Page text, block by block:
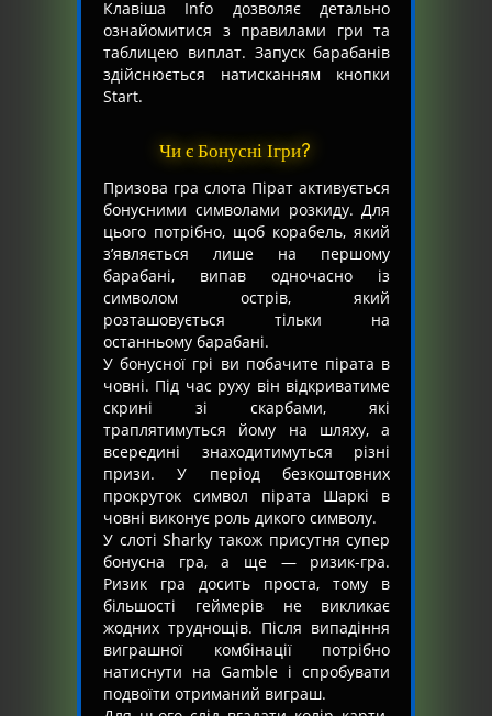
Клавіша Info дозволяє детально
ознайомитися з правилами гри та
таблицею виплат. Запуск барабанів
здійснюється натисканням кнопки
Start.
Чи є Бонусні Ігри?
Призова гра слота Пірат активується
бонусними символами розкиду. Для
цього потрібно, щоб корабель, який
з’являється лише на першому
барабані, випав одночасно із
символом острів, який
розташовується тільки на
останньому барабані.
У бонусної грі ви побачите пірата в
човні. Під час руху він відкриватиме
скрині зі скарбами, які
траплятимуться йому на шляху, а
всередині знаходитимуться різні
призи. У період безкоштовних
прокруток символ пірата Шаркі в
човні виконує роль дикого символу.
У слоті Sharky також присутня супер
бонусна гра, а ще — ризик-гра.
Ризик гра досить проста, тому в
більшості геймерів не викликає
жодних труднощів. Після випадіння
виграшної комбінації потрібно
натиснути на Gamble і спробувати
подвоїти отриманий виграш.